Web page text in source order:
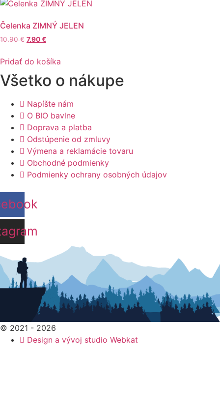
Čelenka ZIMNÝ JELEN
10.90€ Pôvodná
bola:
7.90€Aktuálna
je:
Pridať do košíka
Všetko o nákupe
Napíšte nám
O BIO bavlne
Doprava a platba
Odstúpenie od zmluvy
Výmena a reklamácie tovaru
Obchodné podmienky
Podmienky ochrany osobných údajov
© 2021 - 2026
Design a vývoj studio Webkat